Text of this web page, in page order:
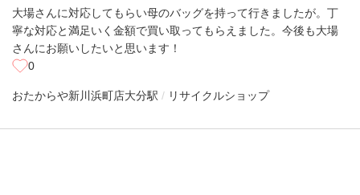
大場さんに対応してもらい母のバッグを持って行きましたが。丁
寧な対応と満足いく金額で買い取ってもらえました。今後も大場
さんにお願いしたいと思います！
0
おたからや新川浜町店大分駅 リサイクルショップ